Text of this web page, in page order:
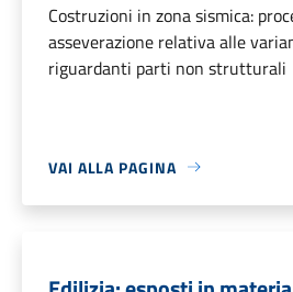
Costruzioni in zona sismica:
asseverazione relativa alle
riguardanti parti non strutturali
VAI ALLA PAGINA